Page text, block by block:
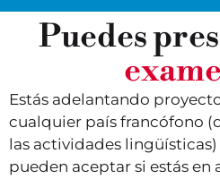
Puedes
Estás adelantando
cualquier país francófono
las actividades
pueden aceptar si estás en